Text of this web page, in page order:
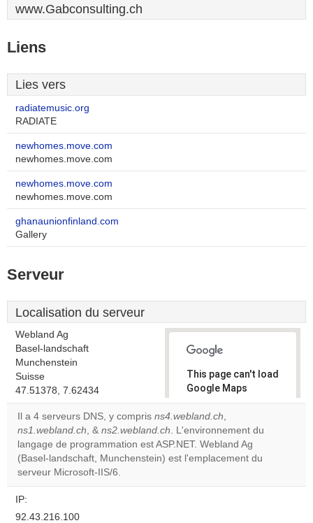
www.Gabconsulting.ch
Liens
Lies vers
radiatemusic.org
RADIATE
newhomes.move.com
newhomes.move.com
newhomes.move.com
newhomes.move.com
ghanaunionfinland.com
Gallery
Serveur
Localisation du serveur
Webland Ag
Basel-landschaft
Munchenstein
Suisse
47.51378, 7.62434
This page can't load
Google Maps
correctly.
Do you
own this
website?
Il a 4 serveurs DNS, y compris ns4.webland.ch,
ns1.webland.ch, & ns2.webland.ch. L'environnement du
langage de programmation est ASP.NET. Webland Ag
(Basel-landschaft, Munchenstein) est l'emplacement du
serveur Microsoft-IIS/6.
IP:
92.43.216.100